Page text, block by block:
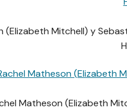
(Elizabeth Mitchell) y
Matheson (Elizabeth